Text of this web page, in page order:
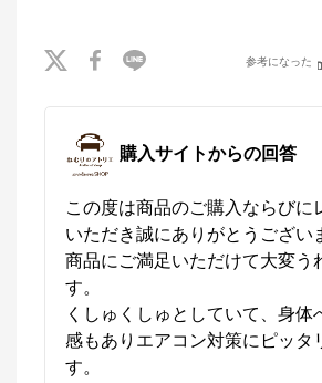
参考になった
購入サイトからの回答
この度は商品のご購入ならびに
いただき誠にありがとうござい
商品にご満足いただけて大変う
す。
くしゅくしゅとしていて、身体
感もありエアコン対策にピッタ
す。